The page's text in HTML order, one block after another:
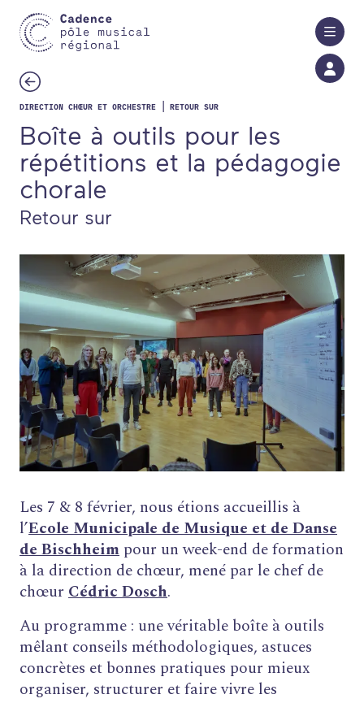
DIRECTION CHŒUR ET ORCHESTRE | RETOUR SUR
Boîte à outils pour les
répétitions et la pédagogie
chorale
Retour sur
Les 7 & 8 février, nous étions accueillis à
l’Ecole Municipale de Musique et de Danse
de Bischheim pour un week-end de formation
à la direction de chœur, mené par le chef de
chœur Cédric Dosch.
Au programme : une véritable boîte à outils
mêlant conseils méthodologiques, astuces
concrètes et bonnes pratiques pour mieux
organiser, structurer et faire vivre les